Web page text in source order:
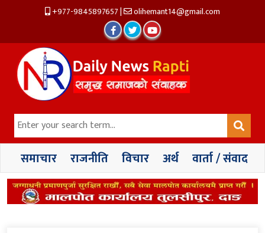
+977-9845897657| olihemant14@gmail.com
समाचार राजनीति विचार अर्थ वार्ता / संवाद